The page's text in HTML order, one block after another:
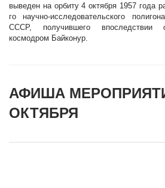
выведен на орбиту 4 октября 1957 года
го научно-исследовательского
СССР, получившего впоследствии
космодром Байконур.
АФИША
ОКТЯБРЯ